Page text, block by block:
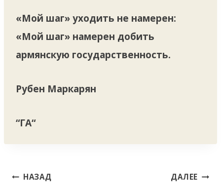
«Мой шаг» уходить не намерен:
«Мой шаг» намерен добить
армянскую государственность.
Рубен Маркарян
“ГА“
Навигация
НАЗАД ДАЛЕЕ